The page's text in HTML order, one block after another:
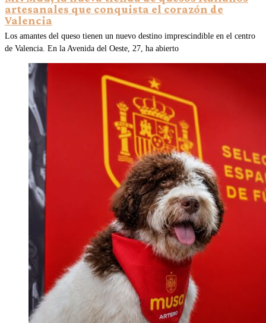
artesanales que conquista el corazón de
Valencia
Los amantes del queso tienen un nuevo destino imprescindible en el centro
de Valencia. En la Avenida del Oeste, 27, ha abierto